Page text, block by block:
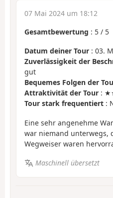
07 Mai 2024 um 18:12
Gesamtbewertung : 5 / 5
Datum deiner Tour : 03.
Zuverlässigkeit der
gut
Bequemes Folgen der
Attraktivität der Tour :
Tour stark frequentiert :
Eine sehr angenehme
war niemand unterwegs,
Wegweiser waren
Maschinell übersetzt